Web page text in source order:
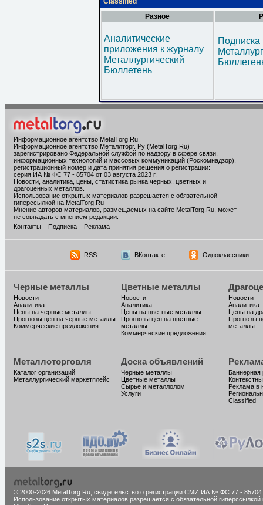
Разное
Аналитические
приложения к журналу
Металлургический
Бюллетень
Информационное агентство MetalTorg.Ru
Информационное агентство Металлторг. Ру (MetalTorg.Ru)
зарегистрировано Федеральной службой по надзору в сфере связи,
информационных технологий и массовых коммуникаций (Роскомнадзор),
регистрационный номер и дата принятия решения о регистрации:
серия ИА № ФС 77 - 85704 от 03 августа 2023 г.
Новости, аналитика, цены, статистика рынка черных, цветных и
драгоценных металлов.
Использование открытых материалов разрешается с обязательной
гиперссылкой на MetalTorg.Ru
Мнение авторов материалов, размещаемых на сайте MetalTorg.Ru, может
не совпадать с мнением редакции.
Контакты
Подписка Реклама
RSS ВКонтакте Одноклассники
Черные металлы
Новости
Аналитика
Цены на черные металлы
Прогнозы цен на черные металлы
Коммерческие предложения
Цветные металлы
Новости
Аналитика
Цены на цветные металлы
Прогнозы цен на цветные
металлы
Коммерческие предложения
Новости
Аналитика
Цены на
Прогнозы
металлы
Металлоторговля
Каталог организаций
Металлургический маркетплейс
Доска объявлений
Черные металлы
Цветные металлы
Сырье и металлолом
Услуги
Баннерная
Реклама в
Classified
© 2000-2026 MetalTorg.Ru, cвидетельство о регистрации СМИ ИА № ФС 77 - 85704
Использование открытых материалов разрешается с обязательной гиперссылкой